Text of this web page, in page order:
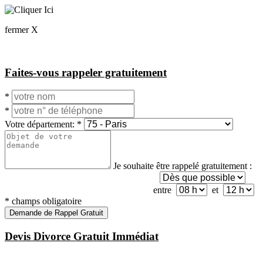
fermer X
Faites-vous rappeler gratuitement
*
*
Votre département: *
Je souhaite être rappelé gratuitement :
entre
et
* champs obligatoire
Demande de Rappel Gratuit
Devis Divorce Gratuit Immédiat